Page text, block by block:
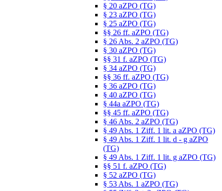
§ 20 aZPO (TG)
§ 23 aZPO (TG)
§ 25 aZPO (TG)
§§ 26 ff. aZPO (TG)
§ 26 Abs. 2 aZPO (TG)
§ 30 aZPO (TG)
§§ 31 f. aZPO (TG)
§ 34 aZPO (TG)
§§ 36 ff. aZPO (TG)
§ 36 aZPO (TG)
§ 40 aZPO (TG)
§ 44a aZPO (TG)
§§ 45 ff. aZPO (TG)
§ 46 Abs. 2 aZPO (TG)
§ 49 Abs. 1 Ziff. 1 lit. a aZPO (TG)
§ 49 Abs. 1 Ziff. 1 lit. d - g aZPO
(TG)
§ 49 Abs. 1 Ziff. 1 lit. g aZPO (TG)
§§ 51 f. aZPO (TG)
§ 52 aZPO (TG)
§ 53 Abs. 1 aZPO (TG)